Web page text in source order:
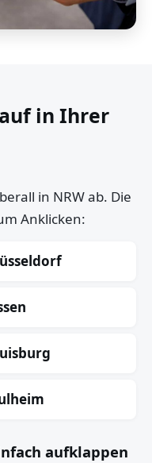
in Ihrer
in NRW ab. Die
Anklicken:
aufklappen